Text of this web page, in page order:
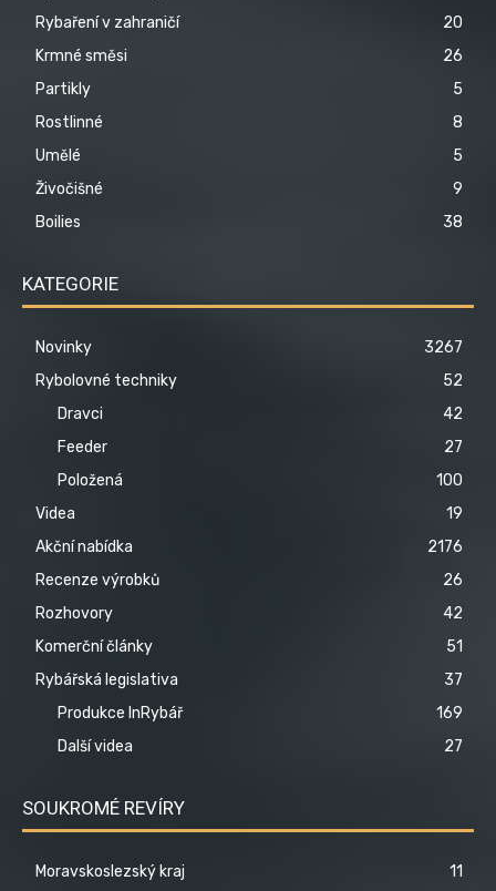
Rybaření v zahraničí
20
Krmné směsi
26
Partikly
5
Rostlinné
8
Umělé
5
Živočišné
9
Boilies
38
KATEGORIE
Novinky
3267
Rybolovné techniky
52
Dravci
42
Feeder
27
Položená
100
Videa
19
Akční nabídka
2176
Recenze výrobků
26
Rozhovory
42
Komerční články
51
Rybářská legislativa
37
Produkce InRybář
169
Další videa
27
SOUKROMÉ REVÍRY
Moravskoslezský kraj
11